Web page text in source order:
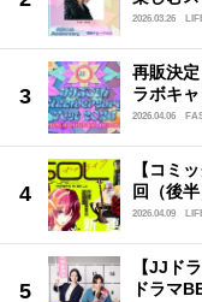
2026.03.26
再販決
ラボキ
2026.04.06
【コミ
回（後半
2026.04.09
【JJド
ドラマ